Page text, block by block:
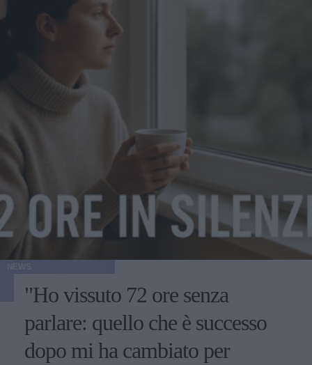
"Ho vissuto 72 ore senza
parlare: quello che è successo
dopo mi ha cambiato per